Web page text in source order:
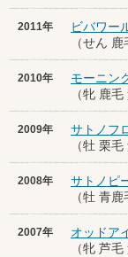
2011年
ビバワー
（せん
2010年
モーニン
（牝 鹿毛
2009年
サトノフ
（牡 栗毛
2008年
サトノピ
（牡 青
2007年
オッドア
（牝 芦毛